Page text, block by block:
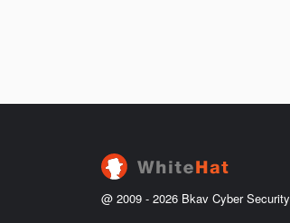
@ 2009 - 2026 Bkav Cyber Security